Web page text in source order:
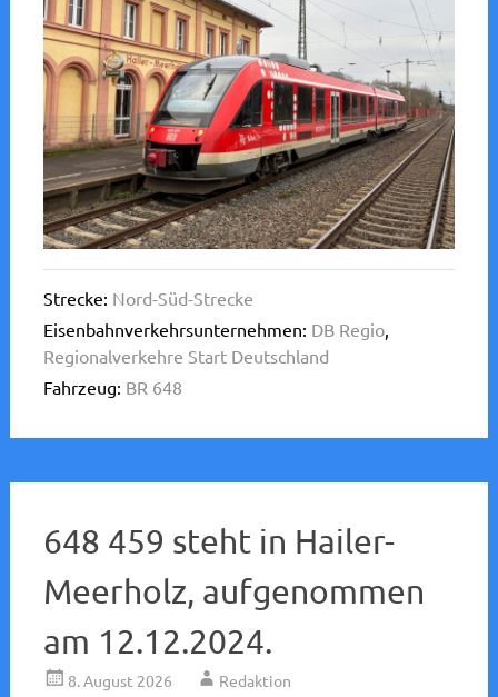
Strecke: Nord-Süd-Strecke
Eisenbahnverkehrsunternehmen: DB Regio,
Regionalverkehre Start Deutschland
Fahrzeug: BR 648
648 459 steht in Hailer-
Meerholz, aufgenommen
am 12.12.2024.
8. August 2026 Redaktion